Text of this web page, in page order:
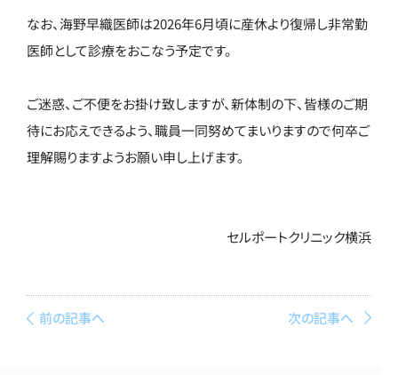
なお、海野早織医師は2026年6月頃に産休より復帰し非常勤
医師として診療をおこなう予定です。
ご迷惑、ご不便をお掛け致しますが、新体制の下、皆様のご期
待にお応えできるよう、職員一同努めてまいりますので何卒ご
理解賜りますようお願い申し上げます。
セルポートクリニック横浜
前の記事へ 次の記事へ